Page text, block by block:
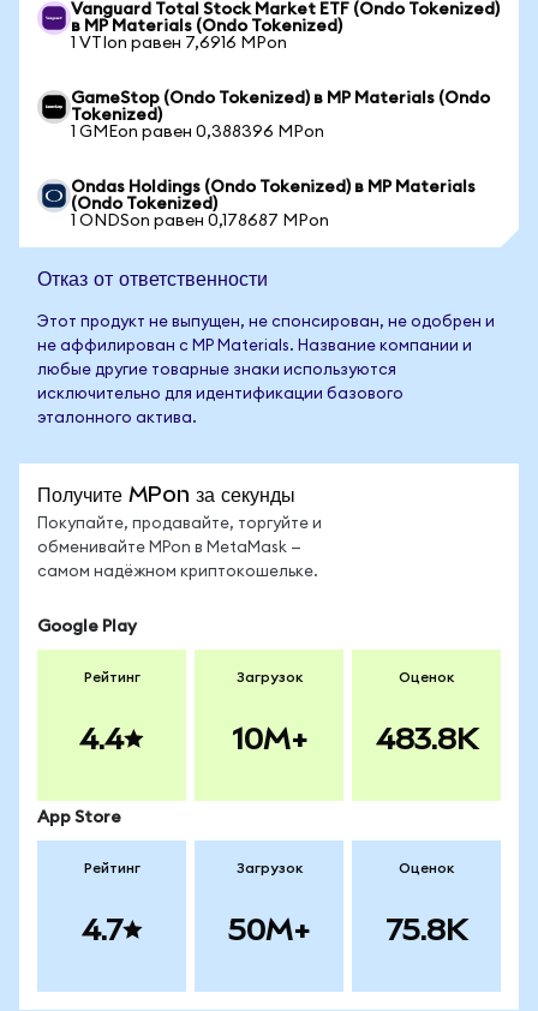
Vanguard Total Stock Market ETF (Ondo Tokenized)
в MP Materials (Ondo Tokenized)
1 VTIon равен 7,6916 MPon
GameStop (Ondo Tokenized) в MP Materials (Ondo
Tokenized)
1 GMEon равен 0,388396 MPon
Ondas Holdings (Ondo Tokenized) в MP Materials
(Ondo Tokenized)
1 ONDSon равен 0,178687 MPon
Отказ от ответственности
Этот продукт не выпущен, не спонсирован, не одобрен и
не аффилирован с MP Materials. Название компании и
любые другие товарные знаки используются
исключительно для идентификации базового
эталонного актива.
Получите MPon за секунды
Покупайте, продавайте, торгуйте и
обменивайте MPon в MetaMask —
самом надёжном криптокошельке.
Google Play
Рейтинг
4.4
Загрузок
10M+
Оценок
483.8K
App Store
Рейтинг
4.7
Загрузок
50M+
Оценок
75.8K